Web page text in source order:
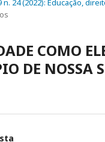
n. 24 (2022): Educação,
COMO
DE NOSSA